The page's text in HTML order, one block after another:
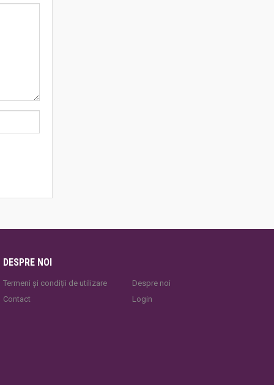
DESPRE NOI
Termeni și condiții de utilizare
Contact
Despre noi
Login